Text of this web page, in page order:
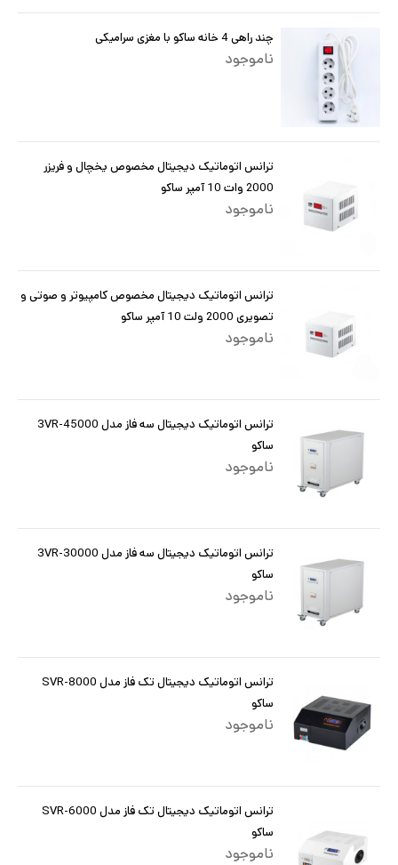
چند راهی 4 خانه ساکو با مغزی سرامیکی
ناموجود
ترانس اتوماتیک دیجیتال مخصوص یخچال و فریزر
2000 وات 10 آمپر ساکو
ناموجود
ترانس اتوماتیک دیجیتال مخصوص کامپیوتر و صوتی و
تصویری 2000 ولت 10 آمپر ساکو
ناموجود
ترانس اتوماتیک دیجیتال سه فاز مدل 3VR-45000
ساکو
ناموجود
ترانس اتوماتیک دیجیتال سه فاز مدل 3VR-30000
ساکو
ناموجود
ترانس اتوماتیک دیجیتال تک فاز مدل SVR-8000
ساکو
ناموجود
ترانس اتوماتیک دیجیتال تک فاز مدل SVR-6000
ساکو
ناموجود